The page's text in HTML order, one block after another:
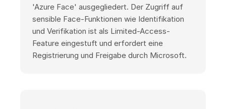
'Azure Face' ausgegliedert. Der Zugriff auf
sensible Face-Funktionen wie Identifikation
und Verifikation ist als Limited-Access-
Feature eingestuft und erfordert eine
Registrierung und Freigabe durch Microsoft.